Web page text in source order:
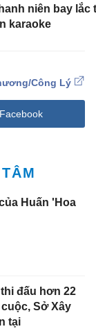
niên bay lắc
karaoke
Công Lý
Facebook
Huấn 'Hoa
đấu hơn 22
Sở Xây
tại